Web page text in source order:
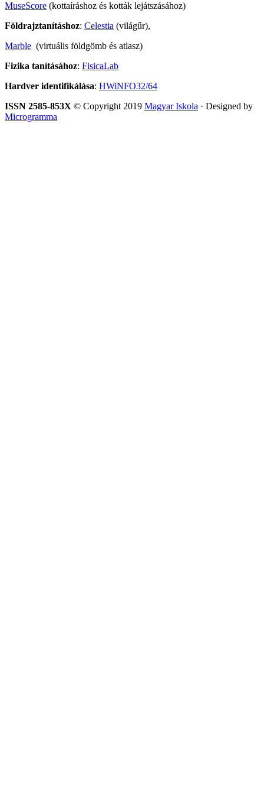
MuseScore (kottaíráshoz és kották lejátszásához)
Földrajztanításhoz: Celestia (világűr),
Marble (virtuális földgömb és atlasz)
Fizika tanításához: FisicaLab
Hardver identifikálása: HWiNFO32/64
ISSN 2585-853X © Copyright 2019 Magyar Iskola · Designed by
Microgramma